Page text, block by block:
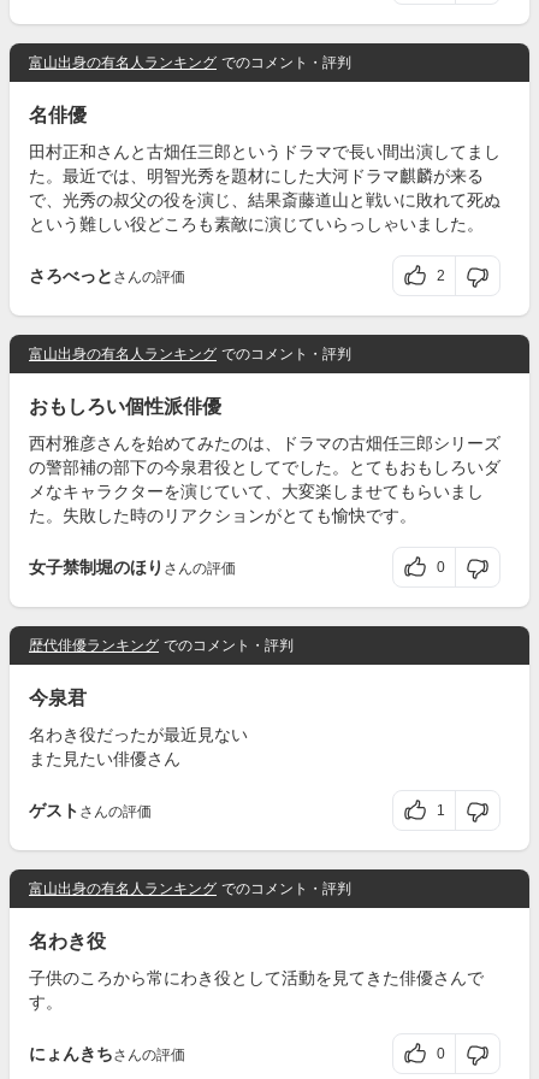
富山出身の有名人ランキング でのコメント・評判
名俳優
田村正和さんと古畑任三郎というドラマで長い間出演してまし
た。最近では、明智光秀を題材にした大河ドラマ麒麟が来る
で、光秀の叔父の役を演じ、結果斎藤道山と戦いに敗れて死ぬ
という難しい役どころも素敵に演じていらっしゃいました。
さろべっと さんの評価 2
富山出身の有名人ランキング でのコメント・評判
おもしろい個性派俳優
西村雅彦さんを始めてみたのは、ドラマの古畑任三郎シリーズ
の警部補の部下の今泉君役としてでした。とてもおもしろいダ
メなキャラクターを演じていて、大変楽しませてもらいまし
た。失敗した時のリアクションがとても愉快です。
女子禁制堀のほり さんの評価 0
歴代俳優ランキング でのコメント・評判
今泉君
名わき役だったが最近見ない
また見たい俳優さん
ゲスト さんの評価 1
富山出身の有名人ランキング でのコメント・評判
名わき役
子供のころから常にわき役として活動を見てきた俳優さんで
す。
にょんきちさんの評価 0